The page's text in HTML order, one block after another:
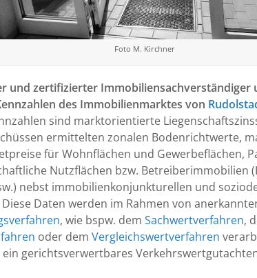
Foto M. Kirchner
und zertifizierter Immobiliensachverständiger
des Immobilienmarktes von
sind marktorientierte
ermittelten zonalen Bodenrichtwerte,
für Wohnflächen und Gewerbeflächen,
Nutzflächen bzw. Betreiberimmobilien
nebst immobilienkonjunkturellen und
Daten werden im Rahmen von
, wie bspw. dem Sachwertverfahren,
oder dem Vergleichswertverfahren
gerichtsverwertbares